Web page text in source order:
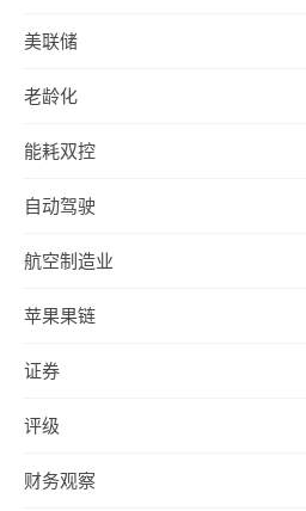
美联储
老龄化
能耗双控
自动驾驶
航空制造业
苹果果链
证券
评级
财务观察